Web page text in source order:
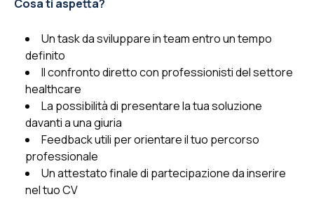
Cosa ti aspetta?
Un task da sviluppare in team entro un tempo
definito
Il confronto diretto con professionisti del settore
healthcare
La possibilità di presentare la tua soluzione
davanti a una giuria
Feedback utili per orientare il tuo percorso
professionale
Un attestato finale di partecipazione da inserire
nel tuo CV